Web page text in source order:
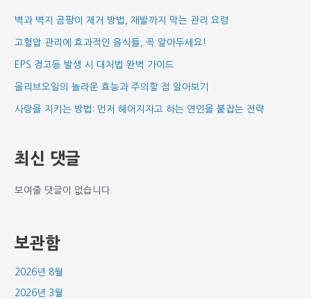
벽과 벽지 곰팡이 제거 방법, 재발까지 막는 관리 요령
고혈압 관리에 효과적인 음식들, 꼭 알아두세요!
EPS 경고등 발생 시 대처법 완벽 가이드
올리브오일의 놀라운 효능과 주의할 점 알아보기
사랑을 지키는 방법: 먼저 헤어지자고 하는 연인을 붙잡는 전략
최신 댓글
보여줄 댓글이 없습니다.
보관함
2026년 8월
2026년 3월